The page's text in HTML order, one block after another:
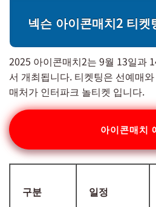
넥슨 아이콘매치2 티켓
2025 아이콘매치2는 9월 13일과
서 개최됩니다. 티켓팅은 선예매
매처가 인터파크 놀티켓 입니다.
아이콘매치
구분 일정